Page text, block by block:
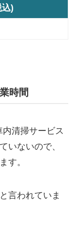
)
時間
清掃サービス
いないので、
す。
言われていま